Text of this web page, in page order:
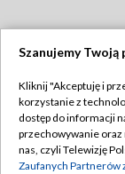
Abonament
Emisja w TVP
Szanujemy Twoją
Kliknij "Akceptuję i
korzystanie z
dostęp do informacji
przechowywanie oraz
nas, czyli Telewizję
Zaufanych Partnerów